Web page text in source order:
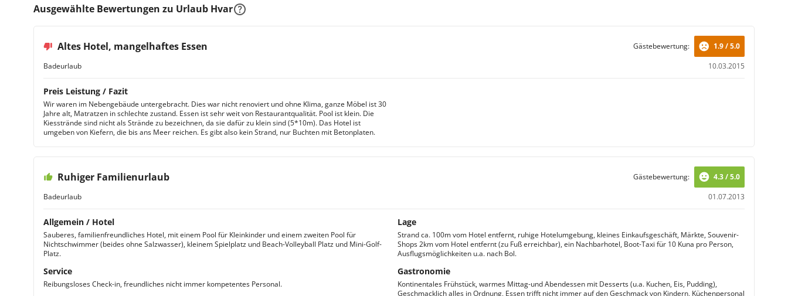
Ausgewählte Bewertungen zu Urlaub Hvar
Altes Hotel, mangelhaftes Essen
Badeurlaub 10.03.2015
Gästebewertung: 1.9 / 5.0
Preis Leistung / Fazit
Wir waren im Nebengebäude untergebracht. Dies war nicht renoviert und ohne Klima, ganze Möbel ist 30
Jahre alt, Matratzen in schlechte zustand. Essen ist sehr weit von Restaurantqualität. Pool ist klein. Die
Kiesstrände sind nicht als Strände zu bezeichnen, da sie dafür zu klein sind (5*10m). Das Hotel ist
umgeben von Kiefern, die bis ans Meer reichen. Es gibt also kein Strand, nur Buchten mit Betonplaten.
Ruhiger Familienurlaub
Badeurlaub 01.07.2013
Gästebewertung: 4.3 / 5.0
Allgemein / Hotel
Sauberes, familienfreundliches Hotel, mit einem Pool für Kleinkinder und einem zweiten Pool für
Nichtschwimmer (beides ohne Salzwasser), kleinem Spielplatz und Beach-Volleyball Platz und Mini-Golf-
Platz.
Lage
Strand ca. 100m vom Hotel entfernt, ruhige Hotelumgebung, kleines Einkaufsgeschäft, Märkte, Souvenir-
Shops 2km vom Hotel entfernt (zu Fuß erreichbar), ein Nachbarhotel, Boot-Taxi für 10 Kuna pro Person,
Ausflugsmöglichkeiten u.a. nach Bol.
Service
Reibungsloses Check-in, freundliches nicht immer kompetentes Personal.
Gastronomie
Kontinentales Frühstück, warmes Mittag-und Abendessen mit Desserts (u.a. Kuchen, Eis, Pudding),
Geschmacklich alles in Ordnung, Essen trifft nicht immer auf den Geschmack von Kindern, Küchenpersonal